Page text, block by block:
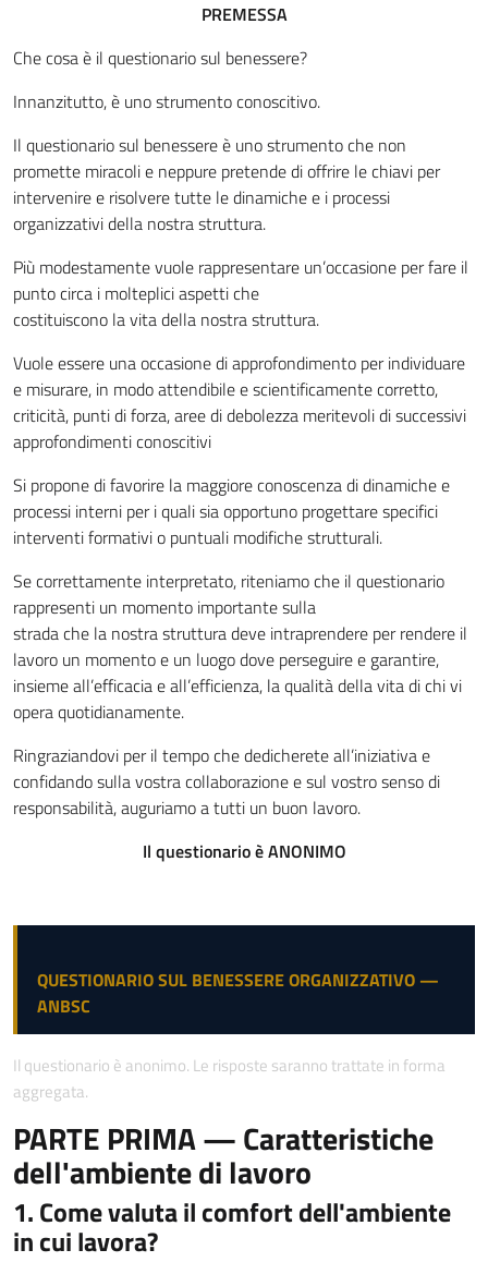
PREMESSA
Che cosa è il questionario sul benessere?
Innanzitutto, è uno strumento conoscitivo.
Il questionario sul benessere è uno strumento che non
promette miracoli e neppure pretende di offrire le chiavi per
intervenire e risolvere tutte le dinamiche e i processi
organizzativi della nostra struttura.
Più modestamente vuole rappresentare un’occasione per fare il
punto circa i molteplici aspetti che
costituiscono la vita della nostra struttura.
Vuole essere una occasione di approfondimento per individuare
e misurare, in modo attendibile e scientificamente corretto,
criticità, punti di forza, aree di debolezza meritevoli di successivi
approfondimenti conoscitivi
Si propone di favorire la maggiore conoscenza di dinamiche e
processi interni per i quali sia opportuno progettare specifici
interventi formativi o puntuali modifiche strutturali.
Se correttamente interpretato, riteniamo che il questionario
rappresenti un momento importante sulla
strada che la nostra struttura deve intraprendere per rendere il
lavoro un momento e un luogo dove perseguire e garantire,
insieme all’efficacia e all’efficienza, la qualità della vita di chi vi
opera quotidianamente.
Ringraziandovi per il tempo che dedicherete all’iniziativa e
confidando sulla vostra collaborazione e sul vostro senso di
responsabilità, auguriamo a tutti un buon lavoro.
Il questionario è ANONIMO
QUESTIONARIO SUL BENESSERE ORGANIZZATIVO —
ANBSC
Il questionario è anonimo. Le risposte saranno trattate in forma
aggregata.
PARTE PRIMA — Caratteristiche
dell'ambiente di lavoro
1. Come valuta il comfort dell'ambiente
in cui lavora?